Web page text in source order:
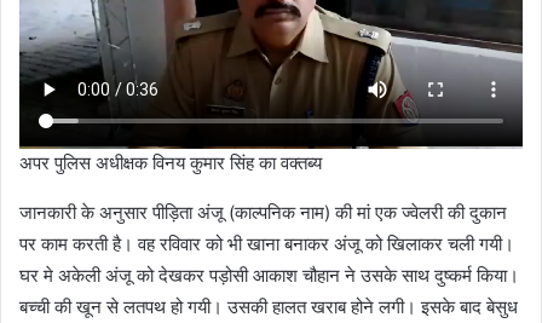
अपर पुलिस अधीक्षक विनय कुमार सिंह का वक्तब्य
जानकारी के अनुसार पीड़िता अंजू (काल्पनिक नाम) की मां एक ज्वेलरी की दुकान
पर काम करती है। वह रविवार को भी खाना बनाकर अंजू को खिलाकर चली गयी।
घर मे अकेली अंजू को देखकर पड़ोसी आकाश चौहान ने उसके साथ दुष्कर्म किया।
बच्ची की खून से लतपथ हो गयी। उसकी हालत खराब होने लगी। इसके बाद बेसुध